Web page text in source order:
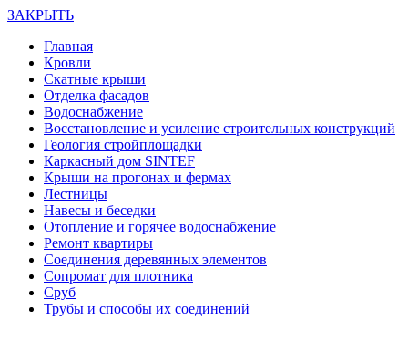
ЗАКРЫТЬ
Главная
Кровли
Скатные крыши
Отделка фасадов
Водоснабжение
Восстановление и усиление строительных конструкций
Геология стройплощадки
Каркасный дом SINTEF
Крыши на прогонах и фермах
Лестницы
Навесы и беседки
Отопление и горячее водоснабжение
Ремонт квартиры
Соединения деревянных элементов
Сопромат для плотника
Сруб
Трубы и способы их соединений